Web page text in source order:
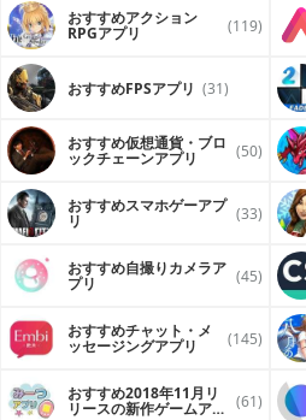
おすすめアクション
RPGアプリ (119)
おすすめFPSアプリ (31)
おすすめ仮想通貨・ブロ
ックチェーンアプリ (50)
おすすめスマホゲーアプ
リ (33)
おすすめ自撮りカメラア
プリ (45)
おすすめチャット・メ
ッセージングアプリ (145)
おすすめ2018年11月リ
リースの新作ゲームアプ (61)